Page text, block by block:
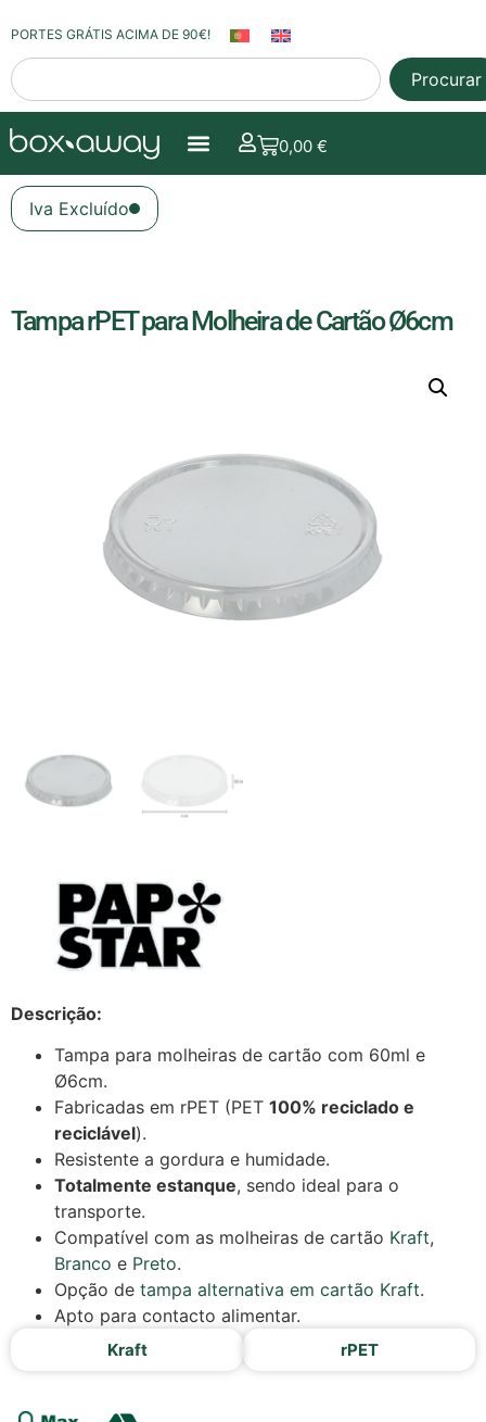
PORTES GRÁTIS ACIMA DE 90€!
Procurar
0,00€
Iva Excluído
Tampa rPET para Molheira de Cartão Ø6cm
Descrição:
Tampa para molheiras de cartão com 60ml e
Ø6cm.
Fabricadas em rPET (PET 100% reciclado e
reciclável).
Resistente a gordura e humidade.
Totalmente estanque, sendo ideal para o
transporte.
Compatível com as molheiras de cartão Kraft,
Branco e Preto.
Opção de tampa alternativa em cartão Kraft.
Apto para contacto alimentar.
Kraft rPET